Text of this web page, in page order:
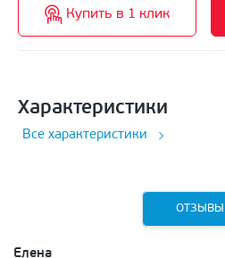
Купить в 1 клик
Характеристики
Все характеристики
ОТЗЫВЫ
Елена